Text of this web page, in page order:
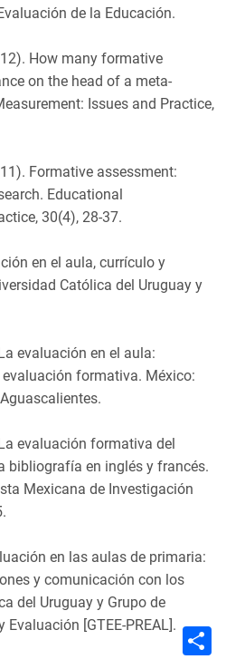
de la Educación.
How many formative
on the head of a meta-
Issues and Practice,
Formative assessment:
Educational
30(4), 28-37.
en el aula, currículo y
Católica del Uruguay y
evaluación en el aula:
formativa. México:
evaluación formativa del
bibliografía en inglés y francés.
Mexicana de Investigación
en las aulas de primaria:
y comunicación con los
del Uruguay y Grupo de
[GTEE-PREAL].